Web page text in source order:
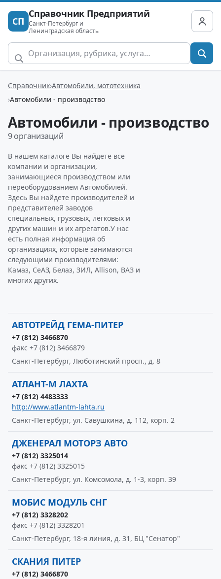
СП
Справочник Предприятий
Санкт-Петербург и
Ленинградская область
Справочник Автомобили, мототехника
Автомобили - производство
Автомобили - производство
9 организаций
В нашем каталоге Вы найдете все
компании и организации,
занимающиеся производством или
переоборудованием Автомобилей.
Здесь Вы найдете производителей и
представителей заводов
специальных, грузовых, легковых и
других машин и их агрегатов.У нас
есть полная информация об
организациях, которые занимаются
следующими производителями:
Камаз, СеАЗ, Белаз, ЗИЛ, Allison, ВАЗ и
многих других.
АВТОТРЕЙД ГЕМА-ПИТЕР
+7 (812) 3466870
факс +7 (812) 3466879
Санкт-Петербург, Люботинский просп., д. 8
АТЛАНТ-М ЛАХТА
+7 (812) 4483333
http://www.atlantm-lahta.ru
Санкт-Петербург, ул. Савушкина, д. 112, корп. 2
ДЖЕНЕРАЛ МОТОРЗ АВТО
+7 (812) 3325014
факс +7 (812) 3325015
Санкт-Петербург, ул. Комсомола, д. 1-3, корп. 39
МОБИС МОДУЛЬ СНГ
+7 (812) 3328202
факс +7 (812) 3328201
Санкт-Петербург, 18-я линия, д. 31, БЦ "Сенатор"
СКАНИЯ ПИТЕР
+7 (812) 3466870